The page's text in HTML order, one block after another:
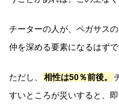
チーターの人が、ペガサス
仲を深める要素になるはずで
ただし、 相性は50％前後。
すいところが災いすると、